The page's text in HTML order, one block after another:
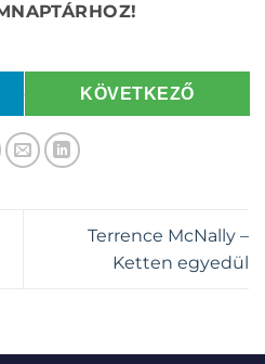
KÖVETKEZŐ
Terrence McNally –
Ketten egyedül